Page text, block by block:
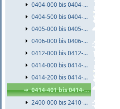
0404-000 bis 0404-499
0404-500 bis 0404-999
0405-000 bis 0405-999
0406-000 bis 0406-999
0412-000 bis 0412-999
0414-000 bis 0414-199
0414-200 bis 0414-400
0414-401 bis 0414-999
2400-000 bis 2410-999